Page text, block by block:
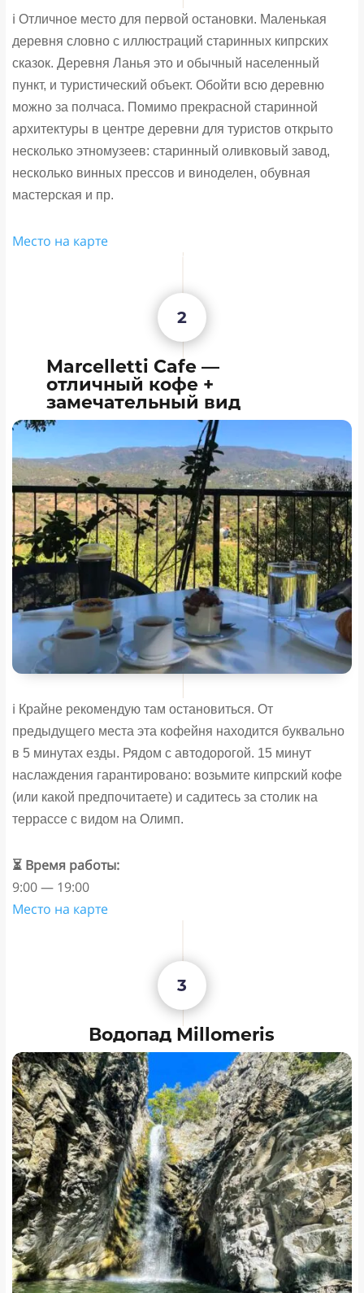
ℹ️ Отличное место для первой остановки. Маленькая
деревня словно с иллюстраций старинных кипрских
сказок. Деревня Ланья это и обычный населенный
пункт, и туристический объект. Обойти всю деревню
можно за полчаса. Помимо прекрасной старинной
архитектуры в центре деревни для туристов открыто
несколько этномузеев: старинный оливковый завод,
несколько винных прессов и виноделен, обувная
мастерская и пр.
Место на карте
2
Marcelletti Cafe —
отличный кофе +
замечательный вид
ℹ️ Крайне рекомендую там остановиться. От
предыдущего места эта кофейня находится буквально
в 5 минутах езды. Рядом с автодорогой. 15 минут
наслаждения гарантировано: возьмите кипрский кофе
(или какой предпочитаете) и садитесь за столик на
террассе с видом на Олимп.
⏳ Время работы:
9:00 — 19:00
Место на карте
3
Водопад Millomeris